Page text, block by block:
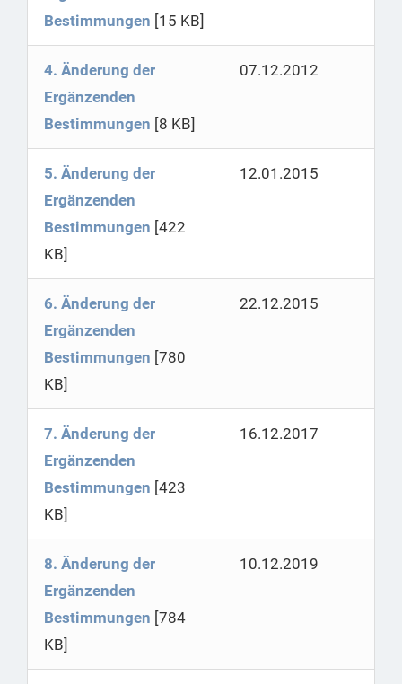
Bestimmungen [15 KB]
4. Änderung der
Ergänzenden
Bestimmungen [8 KB]
07.12.2012
5. Änderung der
Ergänzenden
Bestimmungen [422
KB]
12.01.2015
6. Änderung der
Ergänzenden
Bestimmungen [780
KB]
22.12.2015
7. Änderung der
Ergänzenden
Bestimmungen [423
KB]
16.12.2017
8. Änderung der
Ergänzenden
Bestimmungen [784
KB]
10.12.2019